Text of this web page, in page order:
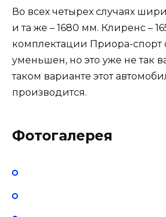
Во всех четырех случаях
и та же – 1680 мм. Клиренс –
комплектации Приора-спорт
уменьшен, но это уже не так
таком варианте этот
производится.
Фотогалерея